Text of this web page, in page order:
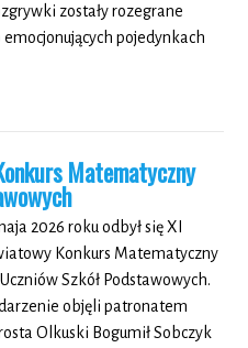
zostały rozegrane
emocjonujących pojedynkach
Matematyczny
2026 roku odbył się XI
Konkurs Matematyczny
Szkół Podstawowych.
objęli patronatem
Olkuski Bogumił Sobczyk